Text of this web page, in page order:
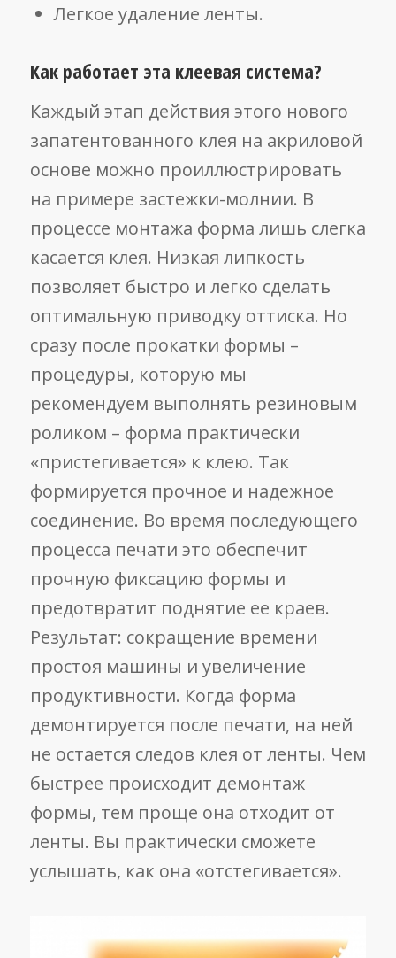
Легкое удаление ленты.
Как работает эта клеевая система?
Каждый этап действия этого нового
запатентованного клея на акриловой
основе можно проиллюстрировать
на примере застежки-молнии. В
процессе монтажа форма лишь слегка
касается клея. Низкая липкость
позволяет быстро и легко сделать
оптимальную приводку оттиска. Но
сразу после прокатки формы –
процедуры, которую мы
рекомендуем выполнять резиновым
роликом – форма практически
«пристегивается» к клею. Так
формируется прочное и надежное
соединение. Во время последующего
процесса печати это обеспечит
прочную фиксацию формы и
предотвратит поднятие ее краев.
Результат: сокращение времени
простоя машины и увеличение
продуктивности. Когда форма
демонтируется после печати, на ней
не остается следов клея от ленты. Чем
быстрее происходит демонтаж
формы, тем проще она отходит от
ленты. Вы практически сможете
услышать, как она «отстегивается».